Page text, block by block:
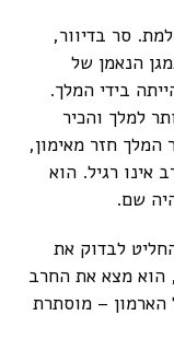
סר בדיוור,
הנאמן של
בידי המלך.
למלך והכיר
חזר מאימון,
אינו רגיל. הוא
שם.
לבדוק את
הוא מצא את החרב
– מוסתרת